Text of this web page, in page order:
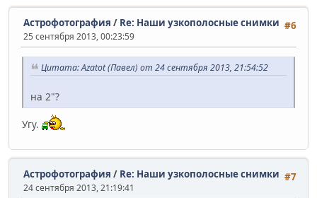
#6
Астрофотография / Re: Наши узкополосные снимки
25 сентября 2013, 00:23:59
Цитата: Azatot (Павел) от 24 сентября 2013, 21:54:52
на 2"?
Угу.
#7
Астрофотография / Re: Наши узкополосные снимки
24 сентября 2013, 21:19:41